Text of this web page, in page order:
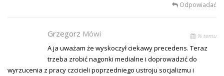
Odpowiadać
Grzegorz Mówi % temu
A ja uważam że wyskoczył ciekawy precedens. Teraz
trzeba zrobić nagonki medialne i doprowadzić do
wyrzucenia z pracy czcicieli poprzedniego ustroju socjalizmu i